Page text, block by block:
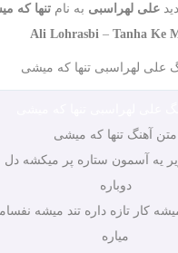
علی لهراسبی به نام تنها که
Ali Lohrasbi – Tanha Ke
متن آهنگ تنها که میشی
یه آسمون ستاره پر میکشه دل
دوباره
کار تازه داره تند میشه
میاره